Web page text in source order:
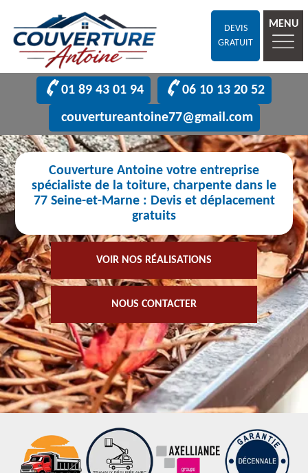
DEVIS
GRATUIT
MENU
01 89 43 01 94
06 10 13 20 52
couvertureantoine77@gmail.com
Couverture Antoine votre entreprise
spécialiste de la toiture, charpente dans le
77 Seine-et-Marne : Devis et déplacement
gratuits
VOIR NOS RÉALISATIONS
NOUS CONTACTER